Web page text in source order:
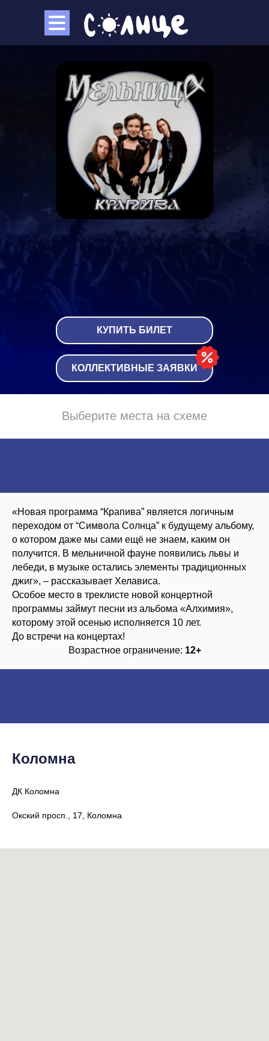
КУПИТЬ БИЛЕТ
КОЛЛЕКТИВНЫЕ ЗАЯВКИ
Выберите места на схеме
«Новая программа “Крапива” является логичным
переходом от “Символа Солнца” к будущему альбому,
о котором даже мы сами ещё не знаем, каким он
получится. В мельничной фауне появились львы и
лебеди, в музыке остались элементы традиционных
джиг», – рассказывает Хелависа.
Особое место в треклисте новой концертной
программы займут песни из альбома «Алхимия»,
которому этой осенью исполняется 10 лет.
До встречи на концертах!
Возрастное ограничение: 12+
Коломна
ДК Коломна
Окский просп., 17, Коломна